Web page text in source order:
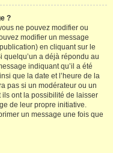
?
ne pouvez modifier ou
modifier un message
en cliquant sur le
a déjà répondu au
indiquant qu’il a été
que la date et l’heure de la
pas si un modérateur ou un
ont la possibilité de laisser
de leur propre initiative.
un message une fois que